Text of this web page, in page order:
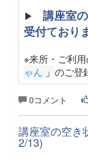
▶ 講座室
受付ており
※来所・ご利
ゃん 」 のご登
0コメント
講座室の空き
2/13)